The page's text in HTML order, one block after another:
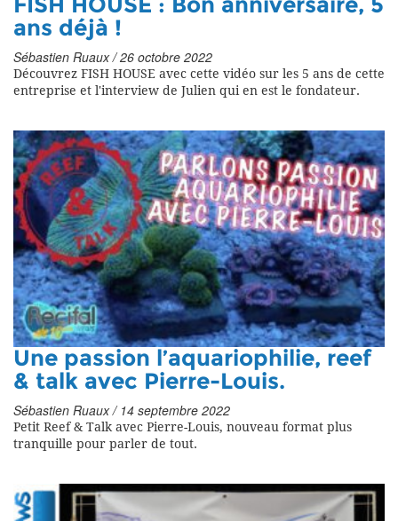
ans déjà !
Sébastien Ruaux / 26 octobre 2022
Découvrez FISH HOUSE avec cette vidéo sur les 5 ans de cette
entreprise et l'interview de Julien qui en est le fondateur.
Une passion l’aquariophilie, reef
& talk avec Pierre-Louis.
Sébastien Ruaux / 14 septembre 2022
Petit Reef & Talk avec Pierre-Louis, nouveau format plus
tranquille pour parler de tout.